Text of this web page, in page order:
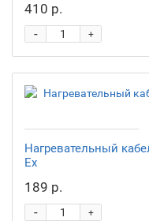
410 р.
+
-
Нагревательный
Ex
189 р.
+
-